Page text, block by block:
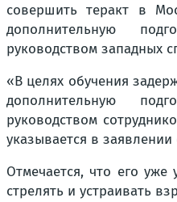
совершить теракт в
дополнительную
руководством западных
«В целях обучения
дополнительную
руководством
указывается в
Отмечается, что его уже
стрелять и устраивать